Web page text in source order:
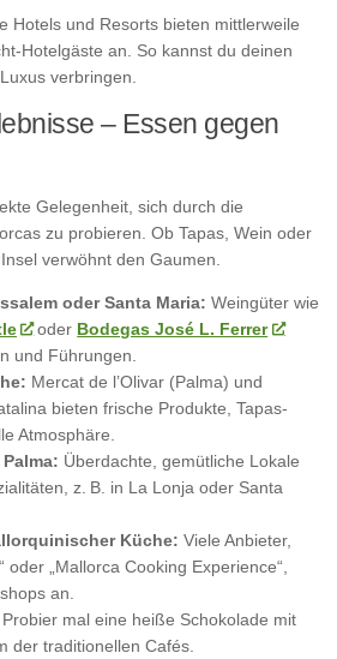
Hotels und Resorts bieten mittlerweile
Hotelgäste an. So kannst du deinen
verbringen.
– Essen gegen
Gelegenheit, sich durch die
zu probieren. Ob Tapas, Wein oder
verwöhnt den Gaumen.
oder Santa Maria: Weingüter wie
oder Bodegas José L. Ferrer
und Führungen.
Mercat de l’Olivar (Palma) und
bieten frische Produkte, Tapas-
Atmosphäre.
Überdachte, gemütliche Lokale
z. B. in La Lonja oder Santa
Küche: Viele Anbieter,
oder „Mallorca Cooking Experience“,
an.
Probier mal eine heiße Schokolade mit
der traditionellen Cafés.